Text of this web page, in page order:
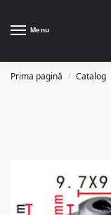
Menu
Prima pagină / Catalog